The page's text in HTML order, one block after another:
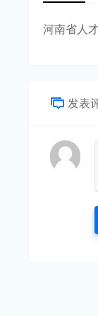
河南省人
发表